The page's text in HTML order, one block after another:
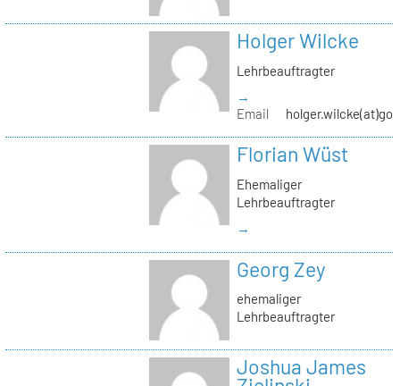
Holger Wilcke
Lehrbeauftragter
→
Email
Florian Wüst
Ehemaliger
Lehrbeauftragter
→
Georg Zey
ehemaliger
Lehrbeauftragter
Joshua James